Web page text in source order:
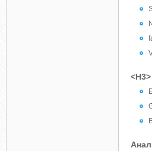
<H3>